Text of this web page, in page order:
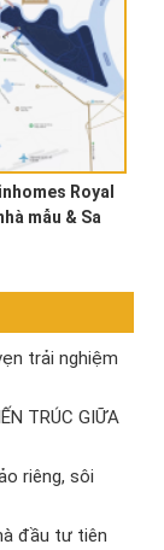
Royal
mẫu & Sa
trải nghiệm
TRÚC GIỮA
riêng, sôi
đầu tư tiên